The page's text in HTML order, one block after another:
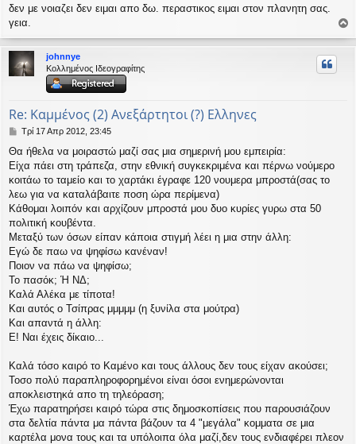
μ
ο
ί
ε
υ
δεν με νοιαζει δεν ειμαι απο δω. περαστικος ειμαι στον πλανητη σας.
γεια.
ρ
johnnye
Κολλημένος Ιδεογραφίτης
Re: Καμμένος (2) Ανεξάρτητοι (?) Ελληνες
Δ
μ
ο
σ
ί
ε
υ
σ
η
Τρί 17 Απρ 2012, 23:45
Θα ήθελα να μοιραστώ μαζί σας μια σημερινή μου εμπειρία:
Είχα πάει στη τράπεζα, στην εθνική συγκεκριμένα και πέρνω νούμερο
κοιτάω το ταμείο και το χαρτάκι έγραφε 120 νουμερα μπροστά(σας το
λεω για να καταλάβαιτε ποση ώρα περίμενα)
Κάθομαι λοιπόν και αρχίζουν μπροστά μου δυο κυρίες γυρω στα 50
πολιτική κουβέντα.
Μεταξύ των όσων είπαν κάποια στιγμή λέει η μια στην άλλη:
Εγώ δε παω να ψηφίσω κανέναν!
Ποιον να πάω να ψηφίσω;
Το πασόκ; Ή ΝΔ;
Καλά Αλέκα με τίποτα!
Και αυτός ο Τσίπρας μμμμμ (η ξυνίλα στα μούτρα)
Και απαντά η άλλη:
Ε! Ναι έχεις δίκαιο...
Καλά τόσο καιρό το Καμένο και τους άλλους δεν τους είχαν ακούσει;
Τοσο πολύ παραπληροφορημένοι είναι όσοι ενημερώνονται
αποκλειστηκά απο τη τηλεόραση;
Έχω παρατηρήσει καιρό τώρα στις δημοσκοπίσεις που παρουσιάζουν
στα δελτία πάντα μα πάντα βάζουν τα 4 "μεγάλα" κομματα σε μια
καρτέλα μονα τους και τα υπόλοιπα όλα μαζί,δεν τους ενδιαφέρει πλεον